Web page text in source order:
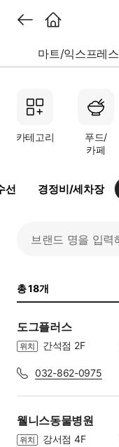
마트/익스프레스
카테고리
푸드/
카페
선 경정비/세차장
총 18개
도그플러스
위치 간석점 2F
032-862-0975
웰니스동물병원
위치 강서점 4F